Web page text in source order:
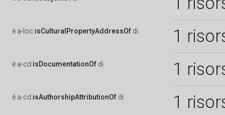
è a-loc:isCulturalPropertyAddressOf di 1
è a-cd:isDocumentationOf di 1
è a-cd:isAuthorshipAttributionOf di 1